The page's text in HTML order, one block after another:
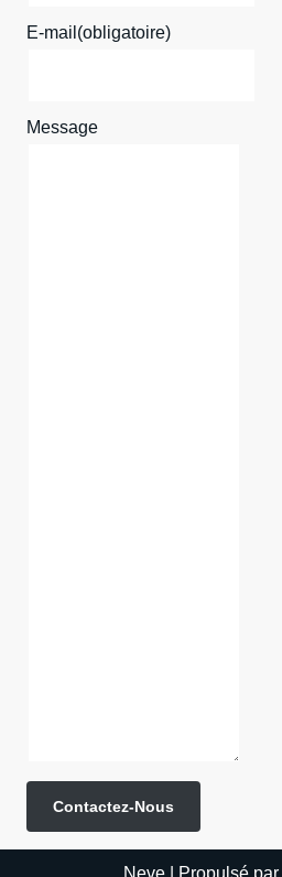
E-mail (obligatoire)
Message
Contactez-Nous
Neve | Propulsé par